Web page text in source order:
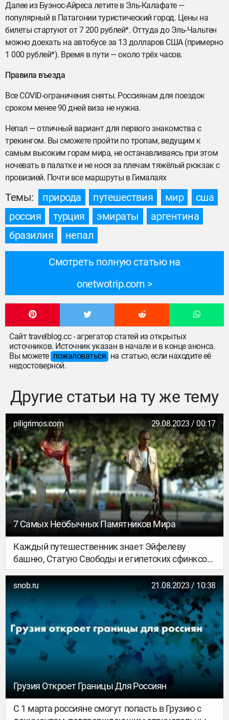
Далее из Буэнос-Айреса летите в Эль-Калафате —
популярный в Патагонии туристический город. Цены на
билеты стартуют от 7 200 рублей*. Оттуда до Эль-Чальтен
можно доехать на автобусе за 13 долларов США (примерно
1 000 рублей*). Время в пути — около трёх часов.
Правила въезда
Все COVID-ограничения сняты. Россиянам для поездок
сроком менее 90 дней виза не нужна.
Непал — отличный вариант для первого знакомства с
трекингом. Вы сможете пройти по тропам, ведущим к
самым высоким горам мира, не останавливаясь при этом
ночевать в палатке и не нося за плечам тяжёлый рюкзак с
провизией. Почти все маршруты в Гималаях
Темы: природа путешествия мир
сша
россия
турция эмираты
аргентина
бразилия
непал
Смотреть полную статью на
onetwotrip.com
Сайт travelblog.cc - агрегатор статей из открытых
источников. Источник указан в начале и в конце анонса.
Вы можете пожаловаться на статью, если находите её
недостоверной.
Другие статьи на ту же тему
piligrimos.com 29.08.2023 / 00:17
7 Самых Необычных Памятников Мира
Каждый путешественник знает Эйфелеву
башню, Статую Свободы и египетских сфинксов.
Фотографиями из этих локаций не удивишь ни
друзей, ни подписчиков в социальных сетях. Где
искать те самые монументы, которые способны
вызвать вау-эффект даже у самых опытных
путешественников? Составили подборку самых
необычных памятников мира.
snob.ru 21.08.2023 / 10:38
Грузия Откроет Границы Для Россиян
С 1 марта россияне смогут попасть в Грузию с